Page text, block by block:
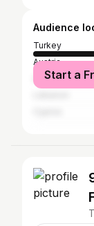
Audience
Turkey
Austria
IndiaStart a